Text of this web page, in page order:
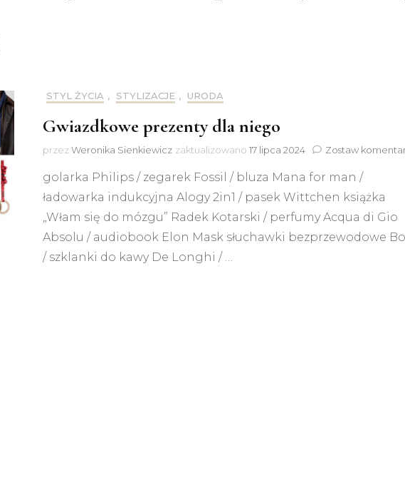
STYL ŻYCIA , STYLIZACJE , URODA
Gwiazdkowe prezenty dla niego
przezWeronika Sienkiewicz zaktualizowano 17 lipca 2024 Zostaw
golarka Philips / zegarek Fossil / bluza Mana for man /
ładowarka indukcyjna Alogy 2in1 / pasek Wittchen książka
„Włam się do mózgu” Radek Kotarski / perfumy Acqua di Gio
Absolu / audiobook Elon Mask słuchawki bezprzewodowe
/ szklanki do kawy De Longhi / …